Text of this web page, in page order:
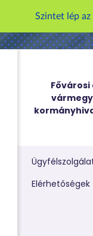
Szintet lép
Fővárosi
Kereső
Elérhetőségek